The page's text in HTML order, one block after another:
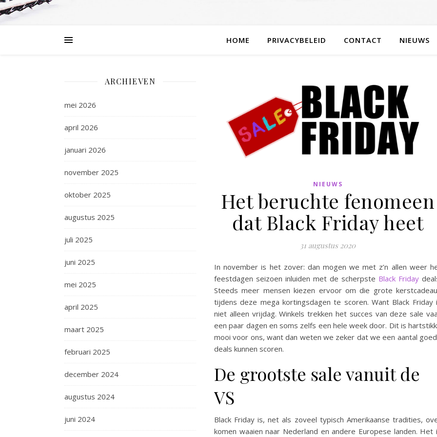
HOME PRIVACYBELEID CONTACT NIEUWS
ARCHIEVEN
mei 2026
april 2026
januari 2026
november 2025
oktober 2025
augustus 2025
juli 2025
juni 2025
mei 2025
april 2025
maart 2025
februari 2025
december 2024
augustus 2024
juni 2024
NIEUWS
Het beruchte fenomeen
dat Black Friday heet
31 augustus 2020
In november is het zover: dan mogen we met z’n allen weer
feestdagen seizoen inluiden met de scherpste Black Friday
Steeds meer mensen kiezen ervoor om die grote
tijdens deze mega kortingsdagen te scoren. Want Black Friday
niet alleen vrijdag. Winkels trekken het succes van deze sale
een paar dagen en soms zelfs een hele week door. Dit is
mooi voor ons, want dan weten we zeker dat we een aantal
deals kunnen scoren.
De grootste sale vanuit de
VS
Black Friday is, net als zoveel typisch Amerikaanse tradities,
komen waaien naar Nederland en andere Europese landen. Het